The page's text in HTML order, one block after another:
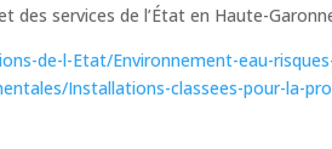
des services de l’État en Haute-
de-l-Etat/Environnement-eau-
Installations-classees-pour-la-